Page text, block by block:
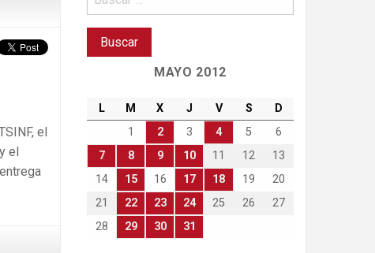
el
el
MAYO 2012
L M X J V S
D
1
2 3 4 5
6
7
8 9 10 11 12
13
14
15 16 17 18 19
20
21
22 23 24 25 26
27
28
29 30 31